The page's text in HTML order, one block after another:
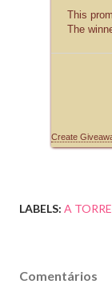
LABELS: A TORRE
Comentários